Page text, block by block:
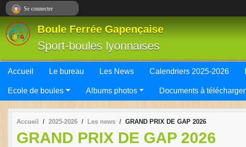
Boule Ferrée Gapençaise
Sport-boules lyonnaises
Accueil Le bureau Les News Calendriers 2025-2026
Ecole de boules Albums photos Documents à télécharger
Accueil 2025-2026 Les news GRAND PRIX DE GAP 2026
GRAND PRIX DE GAP 2026
Se connecter
Panneau de gestion des cookies